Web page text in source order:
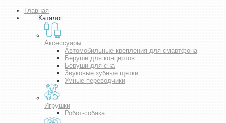
Главная
Каталог
Аксессуары
Автомобильные крепления для смартфона
Беруши для концертов
Беруши для сна
Звуковые зубные щетки
Умные переводчики
Игрушки
Робот-собака